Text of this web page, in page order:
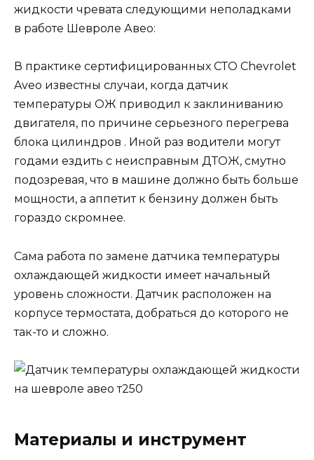
жидкости чревата следующими неполадками
в работе Шевроле Авео:
В практике сертифицированных СТО Chevrolet
Aveo известны случаи, когда датчик
температуры ОЖ приводил к заклиниванию
двигателя, по причине серьезного перегрева
блока цилиндров . Иной раз водители могут
годами ездить с неисправным ДТОЖ, смутно
подозревая, что в машине должно быть больше
мощности, а аппетит к бензину должен быть
гораздо скромнее.
Сама работа по замене датчика температуры
охлаждающей жидкости имеет начальный
уровень сложности. Датчик расположен на
корпусе термостата, добраться до которого не
так-то и сложно.
Материалы и инструмент